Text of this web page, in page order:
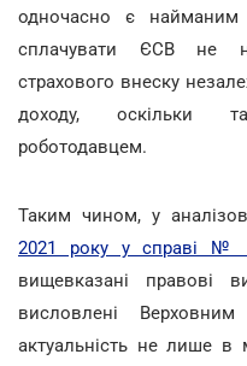
одночасно є найманим
сплачувати ЄСВ не
страхового внеску
доходу, оскільки
роботодавцем.
Таким чином, у
2021 року у справі №
вищевказані правові
висловлені
актуальність не лише в